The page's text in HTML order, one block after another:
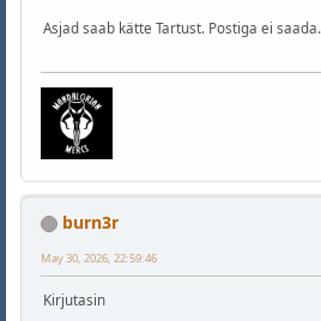
Asjad saab kätte Tartust. Postiga ei saada.
burn3r
May 30, 2026, 22:59:46
Kirjutasin